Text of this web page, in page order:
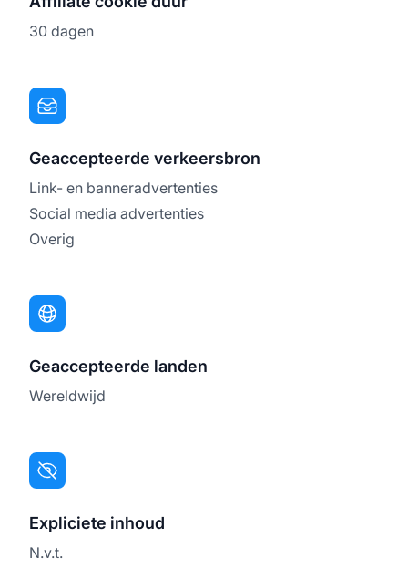
30 dagen
Geaccepteerde verkeersbron
Link- en banneradvertenties
Social media advertenties
Overig
Geaccepteerde landen
Wereldwijd
Expliciete inhoud
N.v.t.